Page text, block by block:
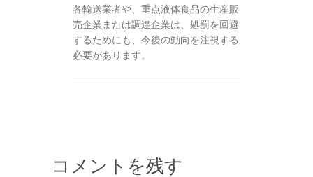
各輸送業者や、重点液体食品の生産販
売企業または調達企業は、処罰を回避
するためにも、今後の動向を注視する
必要があります。
コメントを残す